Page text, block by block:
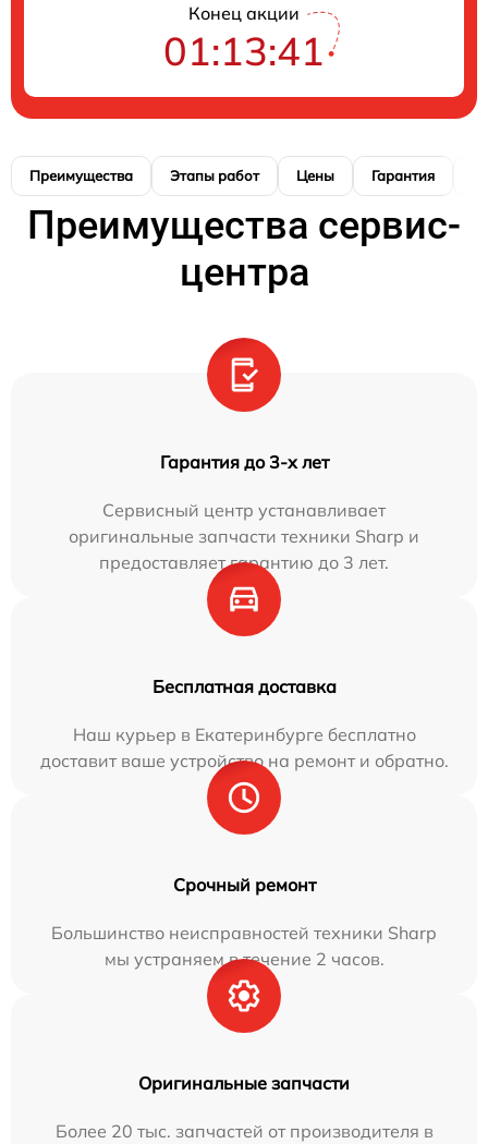
Конец акции
01:13:40
Преимущества Этапы работ Цены Гарантия
Преимущества сервис-
центра
Гарантия до 3-х лет
Сервисный центр устанавливает
оригинальные запчасти техники Sharp и
предоставляет гарантию до 3 лет.
Бесплатная доставка
Наш курьер в Екатеринбурге бесплатно
доставит ваше устройство на ремонт и обратно.
Срочный ремонт
Большинство неисправностей техники Sharp
мы устраняем в течение 2 часов.
Оригинальные запчасти
Более 20 тыс. запчастей от производителя в